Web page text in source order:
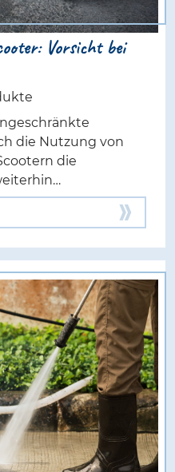
Vorsicht bei
die Nutzung von
die